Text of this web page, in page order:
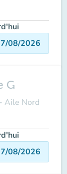
08/2026
G
Aile Nord
08/2026